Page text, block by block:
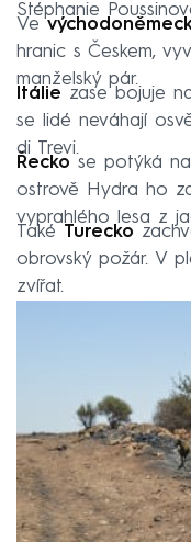
Stéphanie
Ve
hranic s Českem,
manželský pár.
Itálie zase bojuje
se lidé neváhají
di Trevi.
Řecko se potýká
ostrově Hydra ho
vyprahlého lesa z
Také Turecko
obrovský požár. V
zvířat.